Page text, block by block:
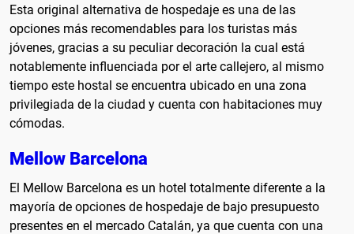
Esta original alternativa de hospedaje es una de las
opciones más recomendables para los turistas más
jóvenes, gracias a su peculiar decoración la cual está
notablemente influenciada por el arte callejero, al mismo
tiempo este hostal se encuentra ubicado en una zona
privilegiada de la ciudad y cuenta con habitaciones muy
cómodas.
Mellow Barcelona
El Mellow Barcelona es un hotel totalmente diferente a la
mayoría de opciones de hospedaje de bajo presupuesto
presentes en el mercado Catalán, ya que cuenta con una